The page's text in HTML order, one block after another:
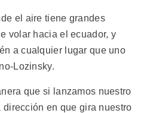
el aire tiene grandes
volar hacia el ecuador, y
a cualquier lugar que uno
Lozinsky.
que si lanzamos nuestro
en que gira nuestro